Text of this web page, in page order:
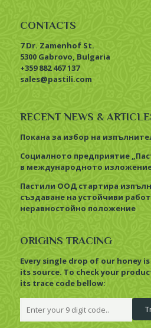
5300 Gabrovo, Bulgaria
+359 882 467 137
sales@pastili.com
в международното изложение
създаване на устойчиви
неравностойно положение
its source. To check your
its trace code bellow: